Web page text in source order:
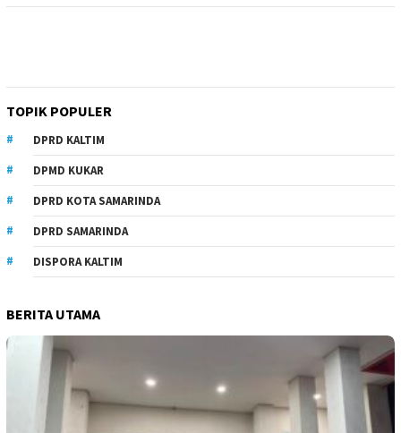
TOPIK POPULER
DPRD KALTIM
DPMD KUKAR
DPRD KOTA SAMARINDA
DPRD SAMARINDA
DISPORA KALTIM
BERITA UTAMA